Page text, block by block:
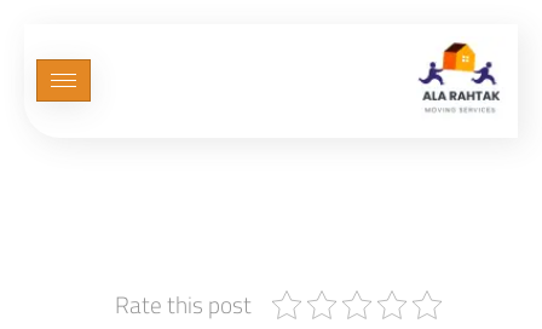
Rate this post